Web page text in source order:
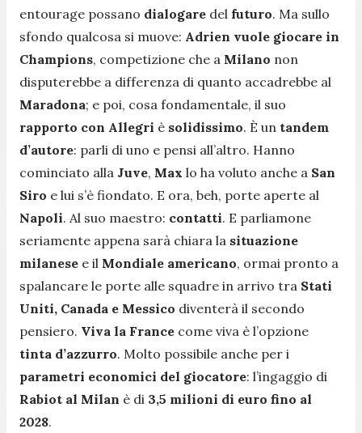
entourage possano dialogare del futuro. Ma sullo
sfondo qualcosa si muove: Adrien vuole giocare in
Champions, competizione che a Milano non
disputerebbe a differenza di quanto accadrebbe al
Maradona; e poi, cosa fondamentale, il suo
rapporto con Allegri è solidissimo. È un tandem
d’autore: parli di uno e pensi all’altro. Hanno
cominciato alla Juve, Max lo ha voluto anche a San
Siro e lui s’è fiondato. E ora, beh, porte aperte al
Napoli. Al suo maestro: contatti. E parliamone
seriamente appena sarà chiara la situazione
milanese e il Mondiale americano, ormai pronto a
spalancare le porte alle squadre in arrivo tra Stati
Uniti, Canada e Messico diventerà il secondo
pensiero. Viva la France come viva è l’opzione
tinta d’azzurro. Molto possibile anche per i
parametri economici del giocatore: l’ingaggio di
Rabiot al Milan è di 3,5 milioni di euro fino al
2028.